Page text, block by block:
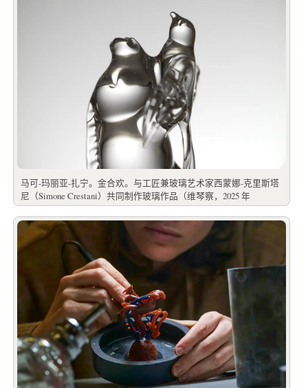
马可-玛丽亚-扎宁。金合欢。与工匠兼玻璃艺术家西蒙娜-克里斯塔
尼（Simone Crestani）共同制作玻璃作品（维琴察，2025 年